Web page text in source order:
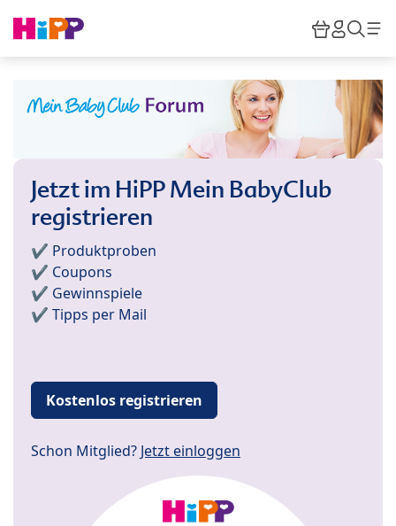
HiPP
Jetzt im HiPP Mein BabyClub
registrieren
✔️ Produktproben
✔️ Coupons
✔️ Gewinnspiele
✔️ Tipps per Mail
Kostenlos registrieren
Schon Mitglied? Jetzt einloggen